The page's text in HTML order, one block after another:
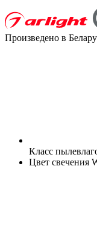
Произведено в
Класс
Цвет свечения